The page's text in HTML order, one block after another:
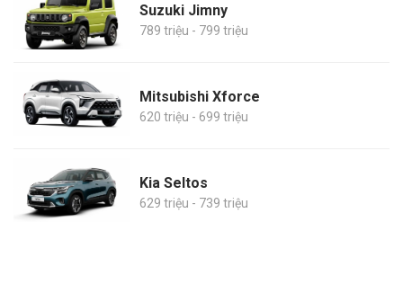
Suzuki Jimny
789 triệu - 799 triệu
Mitsubishi Xforce
620 triệu - 699 triệu
Kia Seltos
629 triệu - 739 triệu